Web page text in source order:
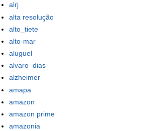
alrj
alta resolução
alto_tiete
alto-mar
aluguel
alvaro_dias
alzheimer
amapa
amazon
amazon prime
amazonia